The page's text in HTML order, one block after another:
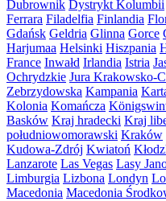
Dubrownik Dystrykt Kolumbii
Ferrara Filadelfia Finlandia
Gdańsk Geldria Glinna Gorce
Harjumaa Helsinki Hiszpania
France Inwałd Irlandia Istria
Ochrydzkie Jura Krakowsko-
Zebrzydowska Kampania
Kolonia Komańcza
Basków Kraj hradecki Kraj
południowomorawski Kraków
Kudowa-Zdrój Kwiatoń
Lanzarote Las Vegas Lasy
Limburgia Lizbona Londyn
Macedonia Macedonia